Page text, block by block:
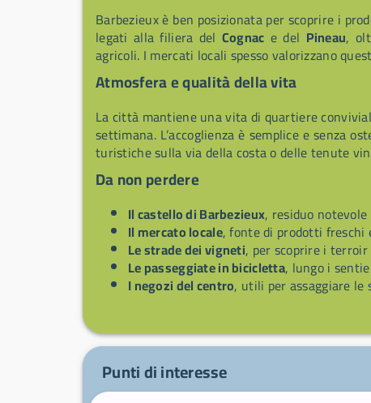
Barbezieux è ben posizionata per scoprire i
legati alla filiera del Cognac e del Pineau,
agricoli. I mercati locali spesso valorizzano
Atmosfera e qualità della vita
La città mantiene una vita di quartiere
settimana. L’accoglienza è semplice e senza
turistiche sulla via della costa o delle tenute
Da non perdere
Il castello di Barbezieux, residuo
Il mercato locale, fonte di prodotti freschi
Le strade dei vigneti, per scoprire i terroir
Le passeggiate in bicicletta, lungo i
I negozi del centro, utili per assaggiare le
Punti di interesse